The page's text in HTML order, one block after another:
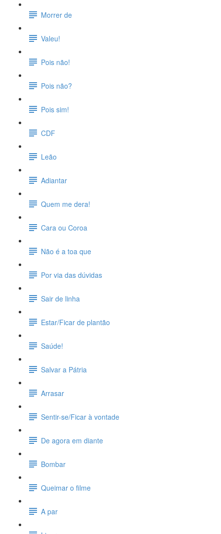
Morrer de
Valeu!
Pois não!
Pois não?
Pois sim!
CDF
Leão
Adiantar
Quem me dera!
Cara ou Coroa
Não é a toa que
Por via das dúvidas
Sair de linha
Estar/Ficar de plantão
Saúde!
Salvar a Pátria
Arrasar
Sentir-se/Ficar à vontade
De agora em diante
Bombar
Queimar o filme
A par